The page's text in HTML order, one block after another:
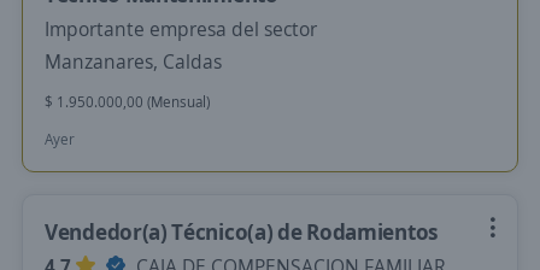
Importante empresa del sector
Manzanares, Caldas
$ 1.950.000,00 (Mensual)
Ayer
Vendedor(a) Técnico(a) de Rodamientos